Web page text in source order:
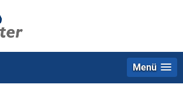
Menü